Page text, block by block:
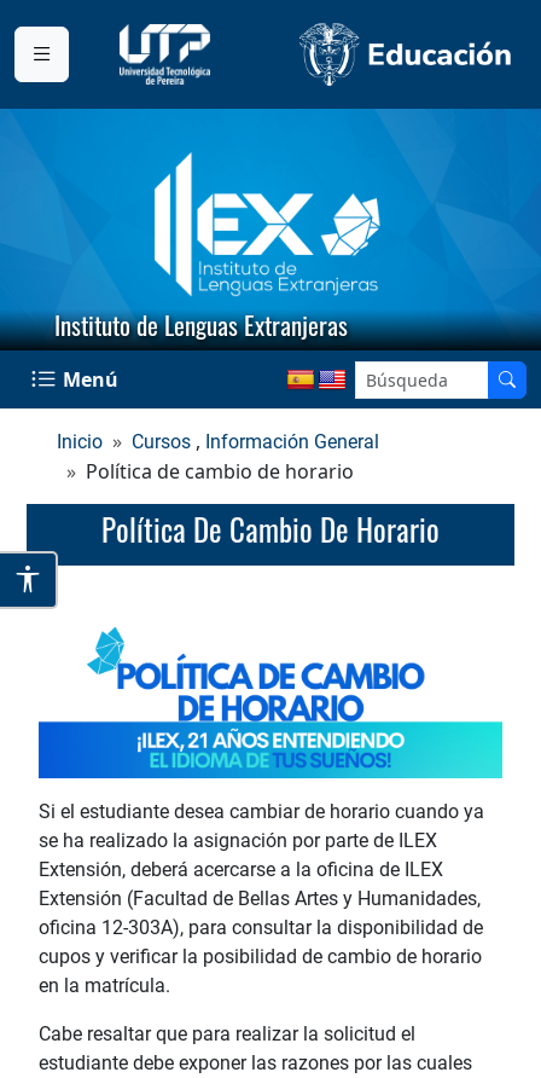
Instituto de Lenguas Extranjeras
Menú
Inicio Cursos , Información General
Política de cambio de horario
Política De Cambio De Horario
Si el estudiante desea cambiar de horario cuando ya
se ha realizado la asignación por parte de ILEX
Extensión, deberá acercarse a la oficina de ILEX
Extensión (Facultad de Bellas Artes y Humanidades,
oficina 12-303A), para consultar la disponibilidad de
cupos y verificar la posibilidad de cambio de horario
en la matrícula.
Cabe resaltar que para realizar la solicitud el
estudiante debe exponer las razones por las cuales